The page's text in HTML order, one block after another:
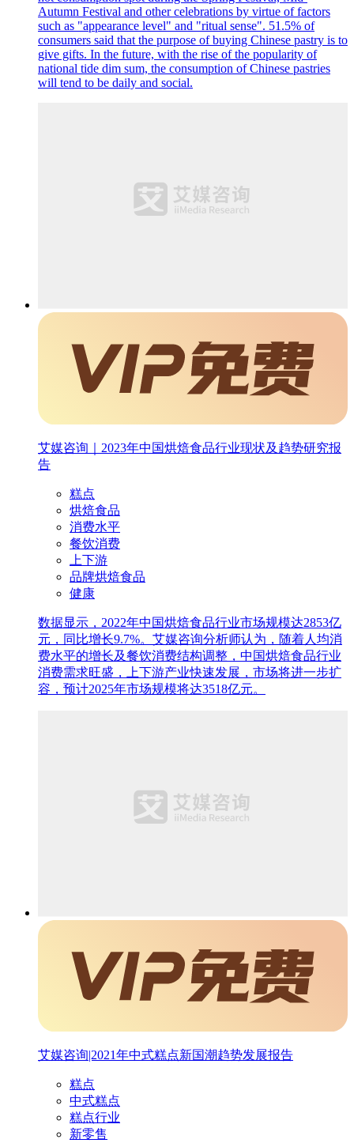
Autumn Festival and other celebrations by virtue of factors
such as "appearance level" and "ritual sense". 51.5% of
consumers said that the purpose of buying Chinese pastry is to
give gifts. In the future, with the rise of the popularity of
national tide dim sum, the consumption of Chinese pastries
will tend to be daily and social.
艾媒咨询｜2023年中国烘焙食品行业现状及趋势研究报
告
糕点
烘焙食品
消费水平
餐饮消费
上下游
品牌烘焙食品
健康
数据显示，2022年中国烘焙食品行业市场规模达2853亿
元，同比增长9.7%。艾媒咨询分析师认为，随着人均消
费水平的增长及餐饮消费结构调整，中国烘焙食品行业
消费需求旺盛，上下游产业快速发展，市场将进一步扩
容，预计2025年市场规模将达3518亿元。
艾媒咨询|2021年中式糕点新国潮趋势发展报告
糕点
中式糕点
糕点行业
新零售